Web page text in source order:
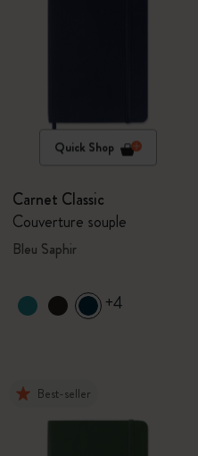
Quick Shop
Carnet Classic
Couverture souple
Bleu Saphir
+4
Best-seller